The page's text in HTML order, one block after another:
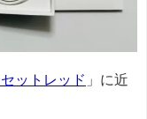
ットレッド 」に近